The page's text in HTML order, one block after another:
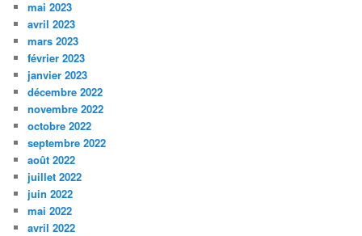
mai 2023
avril 2023
mars 2023
février 2023
janvier 2023
décembre 2022
novembre 2022
octobre 2022
septembre 2022
août 2022
juillet 2022
juin 2022
mai 2022
avril 2022